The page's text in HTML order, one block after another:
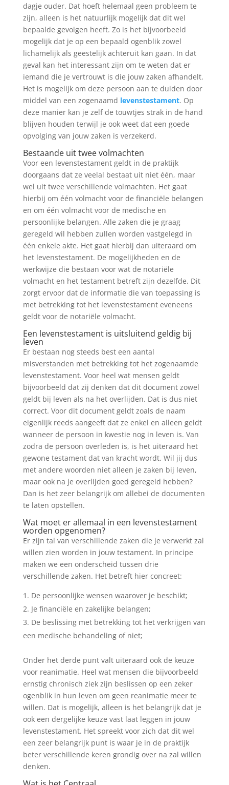
dagje ouder. Dat hoeft helemaal geen probleem te
zijn, alleen is het natuurlijk mogelijk dat dit wel
bepaalde gevolgen heeft. Zo is het bijvoorbeeld
mogelijk dat je op een bepaald ogenblik zowel
lichamelijk als geestelijk achteruit kan gaan. In dat
geval kan het interessant zijn om te weten dat er
iemand die je vertrouwt is die jouw zaken afhandelt.
Het is mogelijk om deze persoon aan te duiden door
middel van een zogenaamd levenstestament. Op
deze manier kan je zelf de touwtjes strak in de hand
blijven houden terwijl je ook weet dat een goede
opvolging van jouw zaken is verzekerd.
Bestaande uit twee volmachten
Voor een levenstestament geldt in de praktijk
doorgaans dat ze veelal bestaat uit niet één, maar
wel uit twee verschillende volmachten. Het gaat
hierbij om één volmacht voor de financiële belangen
en om één volmacht voor de medische en
persoonlijke belangen. Alle zaken die je graag
geregeld wil hebben zullen worden vastgelegd in
één enkele akte. Het gaat hierbij dan uiteraard om
het levenstestament. De mogelijkheden en de
werkwijze die bestaan voor wat de notariële
volmacht en het testament betreft zijn dezelfde. Dit
zorgt ervoor dat de informatie die van toepassing is
met betrekking tot het levenstestament eveneens
geldt voor de notariële volmacht.
Een levenstestament is uitsluitend geldig bij
leven
Er bestaan nog steeds best een aantal
misverstanden met betrekking tot het zogenaamde
levenstestament. Voor heel wat mensen geldt
bijvoorbeeld dat zij denken dat dit document zowel
geldt bij leven als na het overlijden. Dat is dus niet
correct. Voor dit document geldt zoals de naam
eigenlijk reeds aangeeft dat ze enkel en alleen geldt
wanneer de persoon in kwestie nog in leven is. Van
zodra de persoon overleden is, is het uiteraard het
gewone testament dat van kracht wordt. Wil jij dus
met andere woorden niet alleen je zaken bij leven,
maar ook na je overlijden goed geregeld hebben?
Dan is het zeer belangrijk om allebei de documenten
te laten opstellen.
Wat moet er allemaal in een levenstestament
worden opgenomen?
Er zijn tal van verschillende zaken die je verwerkt zal
willen zien worden in jouw testament. In principe
maken we een onderscheid tussen drie
verschillende zaken. Het betreft hier concreet:
De persoonlijke wensen waarover je beschikt;
Je financiële en zakelijke belangen;
De beslissing met betrekking tot het verkrijgen van
een medische behandeling of niet;
Onder het derde punt valt uiteraard ook de keuze
voor reanimatie. Heel wat mensen die bijvoorbeeld
ernstig chronisch ziek zijn beslissen op een zeker
ogenblik in hun leven om geen reanimatie meer te
willen. Dat is mogelijk, alleen is het belangrijk dat je
ook een dergelijke keuze vast laat leggen in jouw
levenstestament. Het spreekt voor zich dat dit wel
een zeer belangrijk punt is waar je in de praktijk
beter verschillende keren grondig over na zal willen
denken.